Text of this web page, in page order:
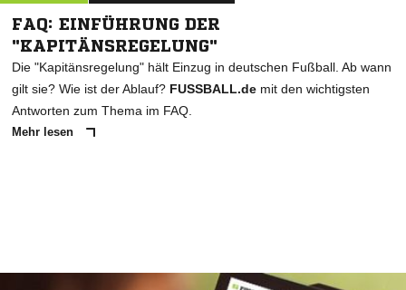
FAQ: EINFÜHRUNG DER
"KAPITÄNSREGELUNG"
Die "Kapitänsregelung" hält Einzug in deutschen Fußball. Ab wann
gilt sie? Wie ist der Ablauf? FUSSBALL.de mit den wichtigsten
Antworten zum Thema im FAQ.
Mehr lesen